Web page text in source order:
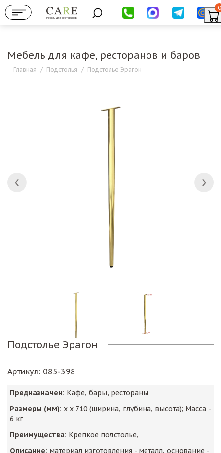
Мебель для ресторанов
0
Мебель для кафе, ресторанов и баров
Главная / Подстолья / Подстолье Эрагон
Подстолье Эрагон
Артикул: 085-398
Предназначен: Кафе, бары, рестораны
Размеры (мм): х х 710 (ширина, глубина, высота); Масса -
6 кг
Преимущества: Крепкое подстолье,
Описание: материал изготовления - металл, основание -